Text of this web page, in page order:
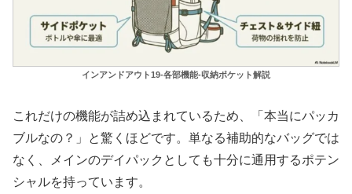
インアンドアウト19-各部機能-収納ポケット解説
これだけの機能が詰め込まれているため、「本当にパッカ
ブルなの？」と驚くほどです。単なる補助的なバッグでは
なく、メインのデイパックとしても十分に通用するポテン
シャルを持っています。